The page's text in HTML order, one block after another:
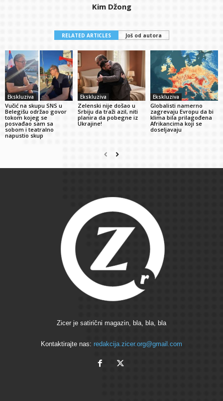
Kim Džong
RELATED ARTICLES Još od autora
Ekskluziva
Vučić na skupu SNS u
Belegišu održao govor
tokom kojeg se
posvađao sam sa
sobom i teatralno
napustio skup
Ekskluziva
Zelenski nije došao u
Srbiju da traži azil, niti
planira da pobegne iz
Ukrajine!
Ekskluziva
Globalisti namerno
zagrevaju Evropu da bi
klima bila prilagođena
Afrikancima koji se
doseljavaju
Zicer je satirični magazin, bla, bla, bla
Kontaktirajte nas: redakcija.zicer.org@gmail.com